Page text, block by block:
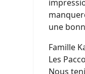
une
Famille
Les
Nous